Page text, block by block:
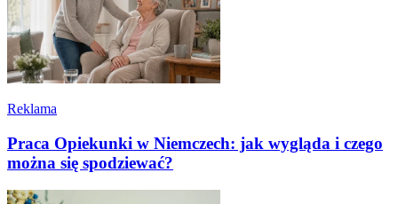
Reklama
Praca Opiekunki w Niemczech: jak wygląda i czego
można się spodziewać?